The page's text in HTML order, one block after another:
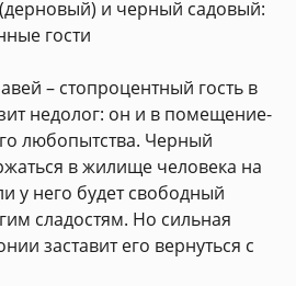
– стопроцентный гость в
недолог: он и в помещение-
любопытства. Черный
в жилище человека на
у него будет свободный
сладостям. Но сильная
заставит его вернуться с